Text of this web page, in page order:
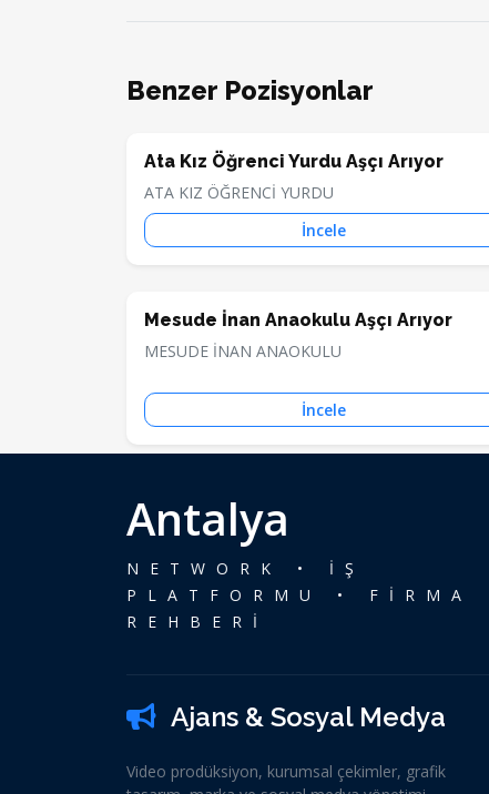
Benzer Pozisyonlar
Ata Kız Öğrenci Yurdu Aşçı Arıyor
ATA KIZ ÖĞRENCİ YURDU
İncele
Mesude İnan Anaokulu Aşçı Arıyor
MESUDE İNAN ANAOKULU
İncele
Antalya
NETWORK • İŞ
PLATFORMU • FİRMA
REHBERİ
Ajans & Sosyal Medya
Video prodüksiyon, kurumsal çekimler, grafik